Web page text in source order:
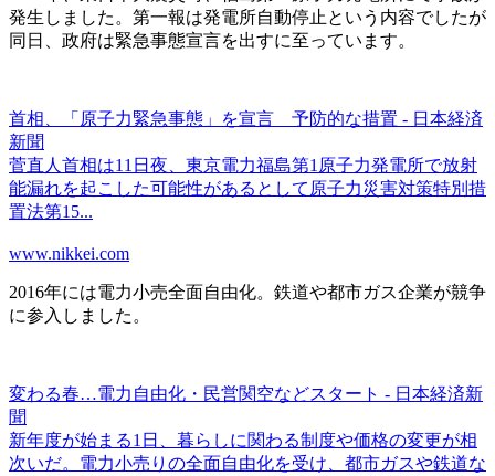
発生しました。第一報は発電所自動停止という内容でしたが
同日、政府は緊急事態宣言を出すに至っています。
首相、「原子力緊急事態」を宣言 予防的な措置 - 日本経済
新聞
菅直人首相は11日夜、東京電力福島第1原子力発電所で放射
能漏れを起こした可能性があるとして原子力災害対策特別措
置法第15...
www.nikkei.com
2016年には電力小売全面自由化。鉄道や都市ガス企業が競争
に参入しました。
変わる春…電力自由化・民営関空などスタート - 日本経済新
聞
新年度が始まる1日、暮らしに関わる制度や価格の変更が相
次いだ。電力小売りの全面自由化を受け、都市ガスや鉄道な